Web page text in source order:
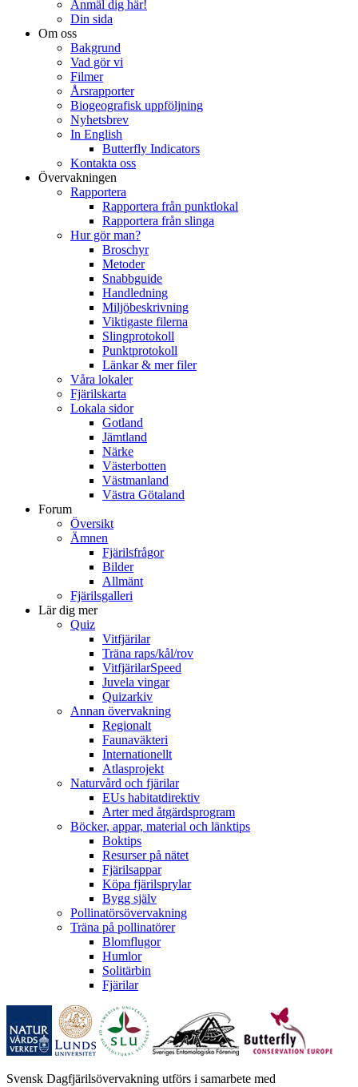
Anmäl dig här!
Din sida
Om oss
Bakgrund
Vad gör vi
Filmer
Årsrapporter
Biogeografisk uppföljning
Nyhetsbrev
In English
Butterfly Indicators
Kontakta oss
Övervakningen
Rapportera
Rapportera från punktlokal
Rapportera från slinga
Hur gör man?
Broschyr
Metoder
Snabbguide
Handledning
Miljöbeskrivning
Viktigaste filerna
Slingprotokoll
Punktprotokoll
Länkar & mer filer
Våra lokaler
Fjärilskarta
Lokala sidor
Gotland
Jämtland
Närke
Västerbotten
Västmanland
Västra Götaland
Forum
Översikt
Ämnen
Fjärilsfrågor
Bilder
Allmänt
Fjärilsgalleri
Lär dig mer
Quiz
Vitfjärilar
Träna raps/kål/rov
VitfjärilarSpeed
Juvela vingar
Quizarkiv
Annan övervakning
Regionalt
Faunaväkteri
Internationellt
Atlasprojekt
Naturvård och fjärilar
EUs habitatdirektiv
Arter med åtgärdsprogram
Böcker, appar, material och länktips
Boktips
Resurser på nätet
Fjärilsappar
Köpa fjärilsprylar
Bygg själv
Pollinatörsövervakning
Träna på pollinatörer
Blomflugor
Humlor
Solitärbin
Fjärilar
Svensk Dagfjärilsövervakning utförs i samarbete med